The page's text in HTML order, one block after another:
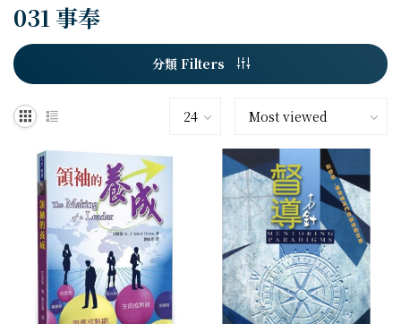
031 事奉
分類 Filters